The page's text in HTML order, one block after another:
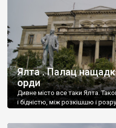
Ялта . Палац
орди
Дивне місто все таки Ялта.
і бідністю, між розкішшю і